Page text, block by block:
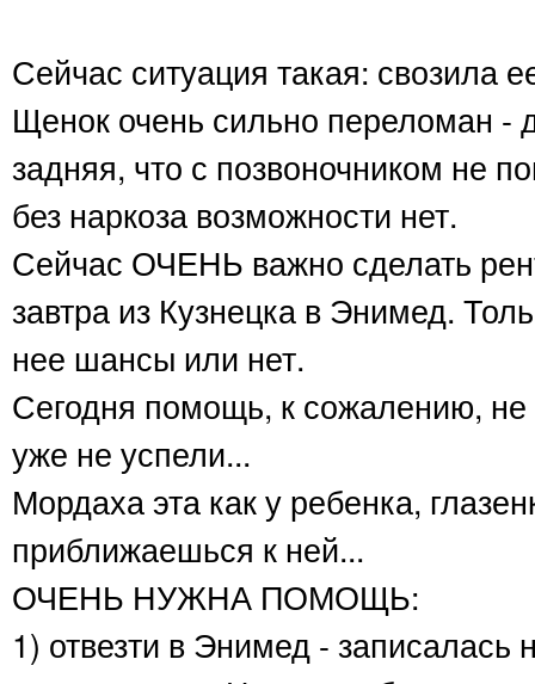
Сейчас ситуация такая: свозила
Щенок очень сильно переломан -
задняя, что с позвоночником не
без наркоза возможности нет.
Сейчас ОЧЕНЬ важно сделать
завтра из Кузнецка в Энимед.
нее шансы или нет.
Сегодня помощь, к сожалению,
уже не успели...
Мордаха эта как у ребенка,
приближаешься к ней...
ОЧЕНЬ НУЖНА ПОМОЩЬ:
1) отвезти в Энимед - записалась